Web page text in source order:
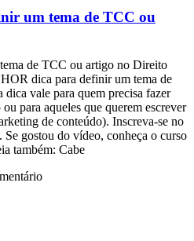
um tema de TCC ou
de TCC ou artigo no Direito
dica para definir um tema de
vale para quem precisa fazer
para aqueles que querem escrever
de conteúdo). Inscreva-se no
gostou do vídeo, conheça o curso
também: Cabe